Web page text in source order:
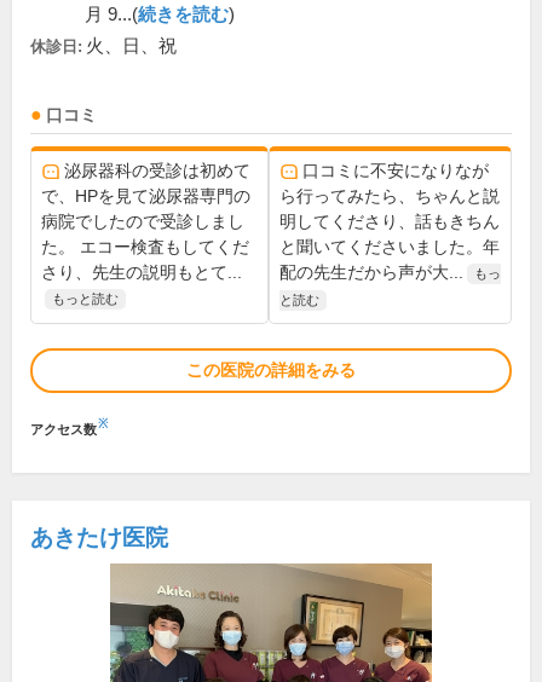
月 9...(続きを読む)
休診日: 火、日、祝
口コミ
泌尿器科の受診は初めて
で、HPを見て泌尿器専門の
病院でしたので受診しまし
た。 エコー検査もしてくだ
さり、先生の説明もとて...
もっと読む
口コミに不安になりなが
ら行ってみたら、ちゃんと説
明してくださり、話もきちん
と聞いてくださいました。年
配の先生だから声が大...
もっ
と読む
この医院の詳細をみる
アクセス数※
あきたけ医院